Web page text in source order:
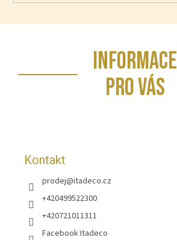
INFORMACE
PRO VÁS
Kontakt
prodej@itadeco.cz
+420499522300
+420721011311
Facebook Itadeco